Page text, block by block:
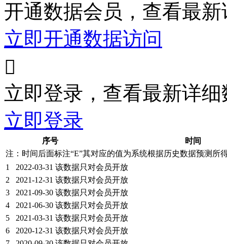
开通数据会员，查看最
立即开通数据访问

立即登录，查看最新详细
立即登录
序号
时间
注：时间后面标注“E”其对应的值为系统根据历史数据预测所
1
2022-03-31 该数据只对会员开放
2
2021-12-31 该数据只对会员开放
3
2021-09-30 该数据只对会员开放
4
2021-06-30 该数据只对会员开放
5
2021-03-31 该数据只对会员开放
6
2020-12-31 该数据只对会员开放